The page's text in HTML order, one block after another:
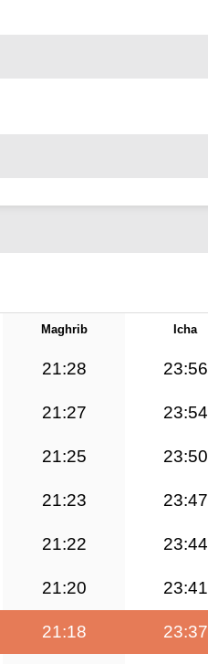
Maghrib Icha
21:28 23:56
21:27 23:54
21:25 23:50
21:23 23:47
21:22 23:44
21:20 23:41
21:18 23:37